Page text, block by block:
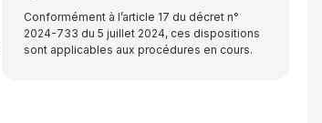
Conformément à l’article 17 du décret n°
2024-733 du 5 juillet 2024, ces dispositions
sont applicables aux procédures en cours.